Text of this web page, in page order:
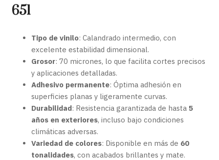
651
Tipo de vinilo: Calandrado intermedio, con
excelente estabilidad dimensional.
Grosor: 70 micrones, lo que facilita cortes precisos
y aplicaciones detalladas.
Adhesivo permanente: Óptima adhesión en
superficies planas y ligeramente curvas.
Durabilidad: Resistencia garantizada de hasta 5
años en exteriores, incluso bajo condiciones
climáticas adversas.
Variedad de colores: Disponible en más de 60
tonalidades, con acabados brillantes y mate.